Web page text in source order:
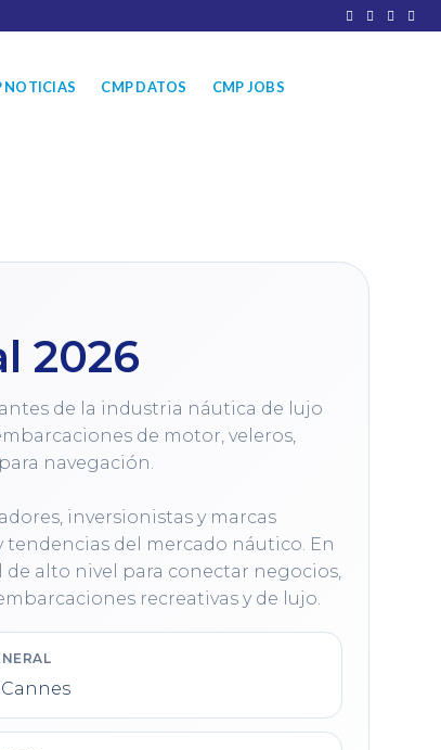
NOTICIAS CMP DATOS CMP JOBS
2026
de la industria náutica de lujo
de motor, veleros,
navegación.
inversionistas y marcas
del mercado náutico. En
alto nivel para conectar negocios,
recreativas y de lujo.